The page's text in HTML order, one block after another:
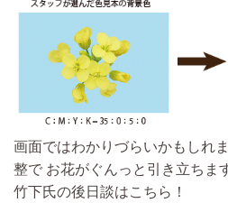
画面ではわかりづらいかもしれ
整で お花がぐんっと引き立ちま
竹下氏の後日談はこちら！